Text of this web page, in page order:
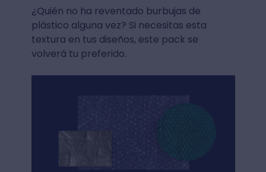
¿Quién no ha reventado burbujas de
plástico alguna vez? Si necesitas esta
textura en tus diseños, este pack se
volverá tu preferido.